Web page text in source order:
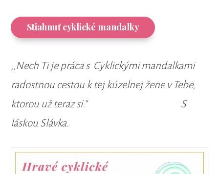
Stiahnuť cyklické mandalky
,,Nech Ti je práca s Cyklickými mandalkami
radostnou cestou k tej kúzelnej žene v Tebe,
ktorou už teraz si." S
láskou Slávka.